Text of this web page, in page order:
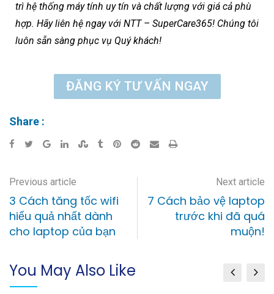
trì hệ thống máy tính uy tín và chất lượng với giá cả phù
hợp. Hãy liên hệ ngay với NTT – SuperCare365! Chúng tôi
luôn sẵn sàng phục vụ Quý khách!
ĐĂNG KÝ TƯ VẤN NGAY
Share :
Previous article
3 Cách tăng tốc wifi
hiểu quả nhất dành
cho laptop của bạn
Next article
7 Cách bảo vệ laptop
trước khi đã quá
muộn!
You May Also Like